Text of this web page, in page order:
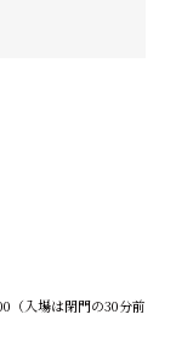
入場は閉門の30分前